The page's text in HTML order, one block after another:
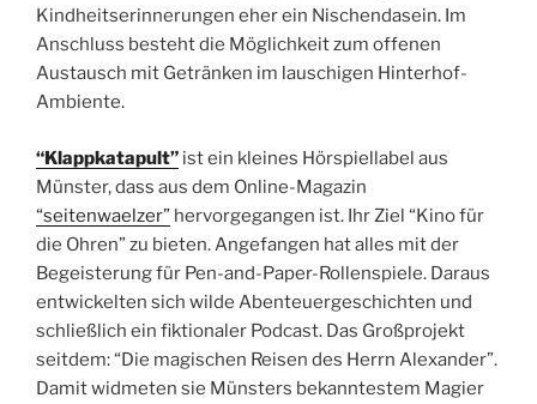
Kindheitserinnerungen eher ein Nischendasein. Im
Anschluss besteht die Möglichkeit zum offenen
Austausch mit Getränken im lauschigen Hinterhof-
Ambiente.
“Klappkatapult” ist ein kleines Hörspiellabel aus
Münster, dass aus dem Online-Magazin
“seitenwaelzer” hervorgegangen ist. Ihr Ziel “Kino für
die Ohren” zu bieten. Angefangen hat alles mit der
Begeisterung für Pen-and-Paper-Rollenspiele. Daraus
entwickelten sich wilde Abenteuergeschichten und
schließlich ein fiktionaler Podcast. Das Großprojekt
seitdem: “Die magischen Reisen des Herrn Alexander”.
Damit widmeten sie Münsters bekanntestem Magier